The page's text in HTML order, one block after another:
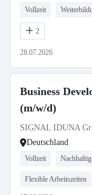
Vollzeit
2
28.07.2026
Business
(m/w/d)
SIGNAL IDUNA
Deutschland
Vollzeit
Flexible Arbeitszeiten